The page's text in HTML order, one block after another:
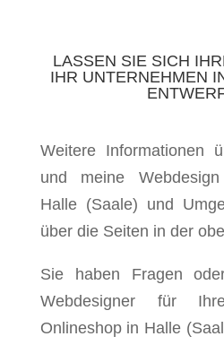
LASSEN SIE SICH
IHR UNTERNEHMEN
Weitere Informationen
und meine
Halle (Saale) und
über die Seiten in der
Sie haben Fragen
Webdesigner für
Onlineshop in Halle